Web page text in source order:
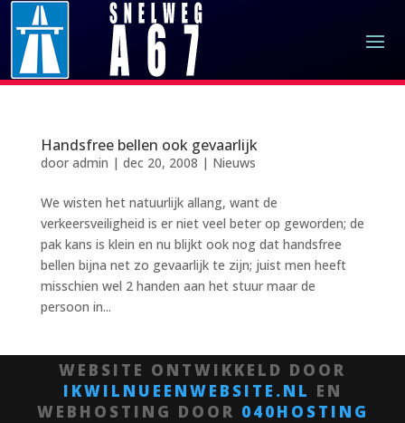
Handsfree bellen ook gevaarlijk
door admin | dec 20, 2008 | Nieuws
We wisten het natuurlijk allang, want de
verkeersveiligheid is er niet veel beter op geworden; de
pak kans is klein en nu blijkt ook nog dat handsfree
bellen bijna net zo gevaarlijk te zijn; juist men heeft
misschien wel 2 handen aan het stuur maar de
persoon in...
WEBSITE ONTWIKKELD DOOR
IKWILNUEENWEBSITE.NL EN
WEBHOSTING DOOR 040HOSTING